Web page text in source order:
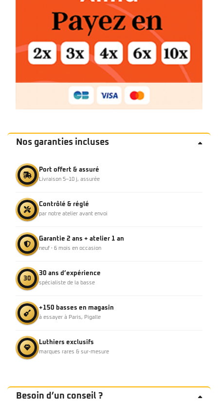
Nos garanties incluses
Port offert & assuré
Livraison 5–10 j, assurée
Contrôlé & réglé
par notre atelier avant envoi
Garantie 2 ans + atelier 1 an
neuf · 6 mois en occasion
30
30 ans d’expérience
spécialiste de la basse
+150 basses en magasin
à essayer à Paris, Pigalle
Luthiers exclusifs
marques rares & sur-mesure
Besoin d’un conseil ?